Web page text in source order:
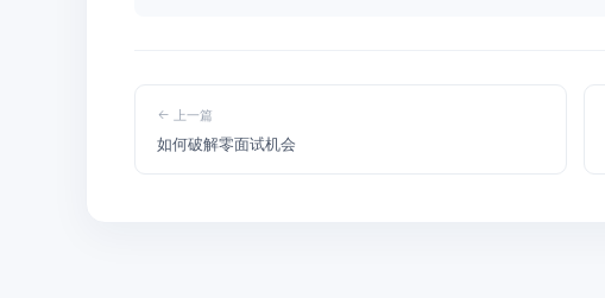
上一篇
如何破解零面试机会